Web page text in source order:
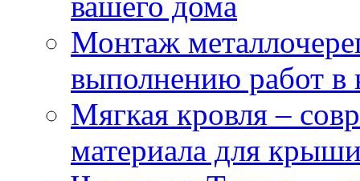
Монтаж
выполнению работ в
Мягкая кровля –
материала для